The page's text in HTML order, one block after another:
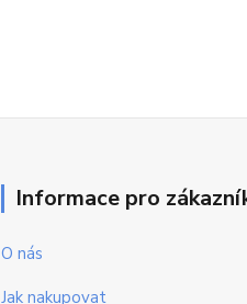
Informace pro
O nás
Jak nakupovat